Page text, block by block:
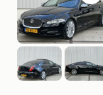
in
Mijn